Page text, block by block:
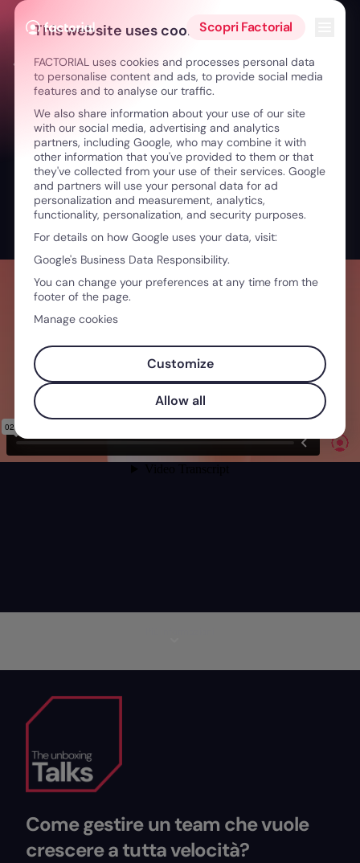
Vai al contenuto
Scopri Factorial
← Guidare senza la paura di sbagliare: dare forza ai team
Come gestire un team che vuole
crescere a tutta velocità?
This website uses cookies
FACTORIAL uses cookies and processes personal data
to personalise content and ads, to provide social media
features and to analyse our traffic.
We also share information about your use of our site
with our social media, advertising and analytics
partners, including Google, who may combine it with
other information that you've provided to them or that
they've collected from your use of their services. Google
and partners will use your personal data for ad
personalization and measurement, analytics,
functionality, personalization, and security purposes.
For details on how Google uses your data, visit:
Google's Business Data Responsibility.
You can change your preferences at any time from the
footer of the page.
Manage cookies
Customize
Allow all